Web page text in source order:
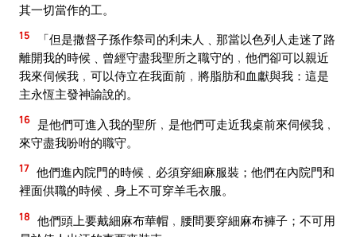
其一切當作的工。
15
「但是撒督子孫作祭司的利未人﹑那當以色列人走迷了路
離開我的時候﹑曾經守盡我聖所之職守的﹐他們卻可以親近
我來伺候我﹐可以侍立在我面前﹐將脂肪和血獻與我：這是
主永恆主發神諭說的。
16 是他們可進入我的聖所﹐是他們可走近我桌前來伺候我﹐
來守盡我吩咐的職守。
17 他們進內院門的時候﹑必須穿細麻服裝；他們在內院門和
裡面供職的時候﹑身上不可穿羊毛衣服。
18 他們頭上要戴細麻布華帽﹐腰間要穿細麻布褲子；不可用